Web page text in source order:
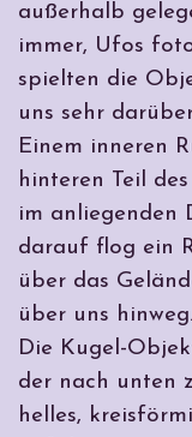
außerhalb
immer, Ufos
spielten die
uns sehr
Einem inneren
hinteren Teil
im anliegenden
darauf flog ein
über das
über uns hinweg.
Die Kugel-
der nach unten
helles,